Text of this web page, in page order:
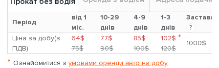
Період
від 1
міс.
10-29
днів
4-9
днів
1-3
днів
Застава
?
Ціна за добу(з
ПДВ)
64$
75$
77$
90$
85$
100$
102$ *
120$
1000$
* Ознайомитися з умовами оренди авто на добу